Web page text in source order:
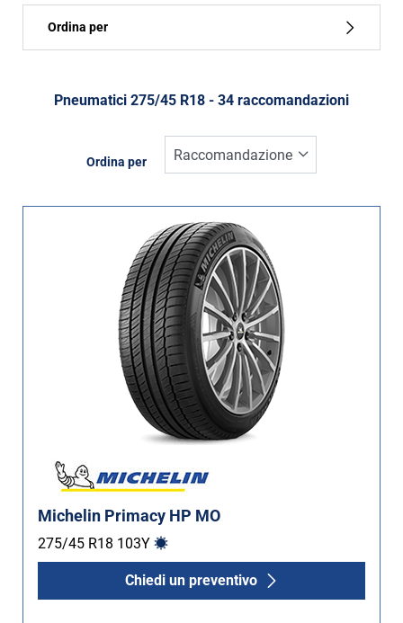
Run flat
Ordina per
Tipo di pneumatico
Inverno (5)
Quattro stagioni (0)
Tipo di vettura
Tutti i tipi (34)
Auto (34)
Furgone (0)
Run flat
Runflat (3)
Non Run flat (34)
Pneumatici ‎275/45 R18 - 34 raccomandazioni
Ordina per
Michelin Primacy HP MO
275/45 R18 103Y
Chiedi un preventivo